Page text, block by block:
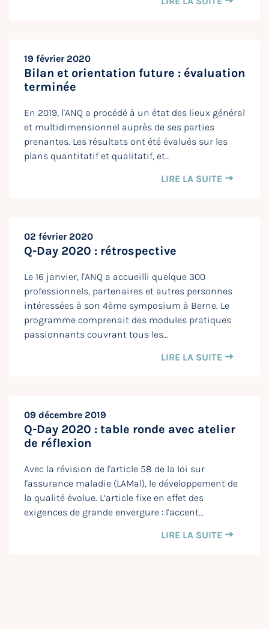
19 février 2020
Bilan et orientation future : évaluation
terminée
En 2019, l'ANQ a procédé à un état des lieux général
et multidimensionnel auprès de ses parties
prenantes. Les résultats ont été évalués sur les
plans quantitatif et qualitatif, et…
LIRE LA SUITE
02 février 2020
Q-Day 2020 : rétrospective
Le 16 janvier, l'ANQ a accueilli quelque 300
professionnels, partenaires et autres personnes
intéressées à son 4ème symposium à Berne. Le
programme comprenait des modules pratiques
passionnants couvrant tous les…
LIRE LA SUITE
09 décembre 2019
Q-Day 2020 : table ronde avec atelier
de réflexion
Avec la révision de l'article 58 de la loi sur
l'assurance maladie (LAMal), le développement de
la qualité évolue. L’article fixe en effet des
exigences de grande envergure : l'accent…
LIRE LA SUITE